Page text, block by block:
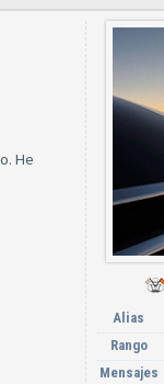
He
Alias
Rango
Mensajes